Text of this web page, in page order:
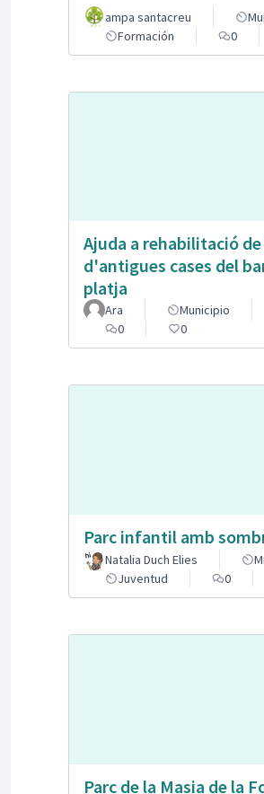
ampa santacreu
Formación
0
Ajuda a rehabilitació
d'antigues cases del
platja
Ara Municipio
0
0
Parc infantil amb
Natalia Duch Elies
Juventud
0
Parc de la Masia de la